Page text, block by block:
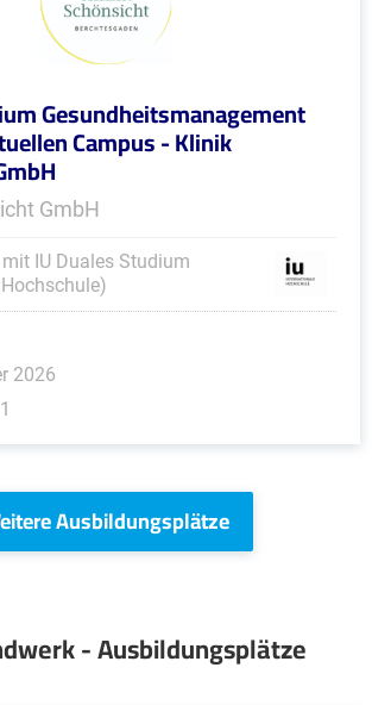
Gesundheitsmanagement
Campus - Klinik
GmbH
IU Duales Studium
2026
Ausbildungsplätze
- Ausbildungsplätze